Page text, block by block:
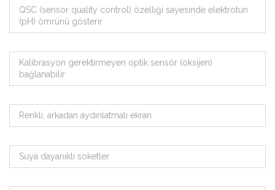
QSC (sensor quality control) özelliği sayesinde elektrotun
(pH) ömrünü gösterir
Kalibrasyon gerektirmeyen optik sensör (oksijen)
bağlanabilir
Renkli, arkadan aydınlatmalı ekran
Suya dayanıklı soketler